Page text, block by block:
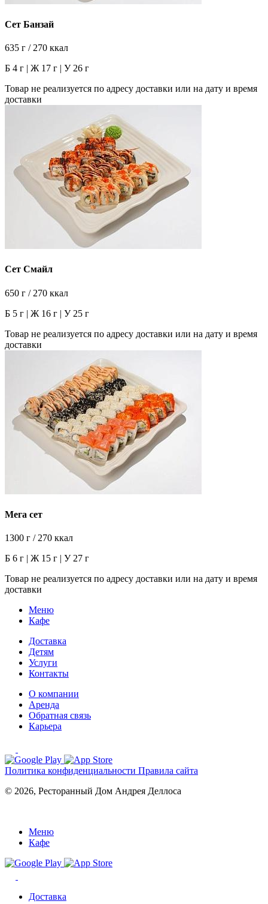
Сет Банзай
635 г / 270 ккал
Б 4 г | Ж 17 г | У 26 г
Товар не реализуется по адресу доставки или на дату и время
доставки
Сет Смайл
650 г / 270 ккал
Б 5 г | Ж 16 г | У 25 г
Товар не реализуется по адресу доставки или на дату и время
доставки
Мега сет
1300 г / 270 ккал
Б 6 г | Ж 15 г | У 27 г
Товар не реализуется по адресу доставки или на дату и время
доставки
Меню
Кафе
Доставка
Детям
Услуги
Контакты
О компании
Аренда
Обратная связь
Карьера
Политика конфиденциальности Правила сайта
© 2026, Ресторанный Дом Андрея Деллоса
Меню
Кафе
Доставка